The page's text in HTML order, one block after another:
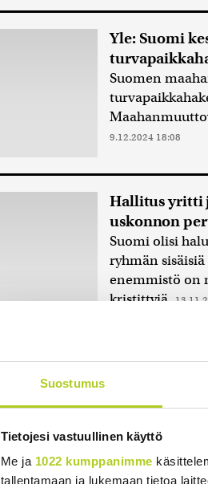
Suostumus
Tietojesi vastuullinen käyttö
Me ja 1022 kumppanimme
tallentamaan ja lukemaan tietoa
Yle: Suomi
Suomen
9.12.2024 18:08
Hallitus yritti
uskonnon
Suomi olisi
ryhmän
enemmistö on
kristittyjä.
Oikeusistuin
siirretyt
Italia ei olisi
linjasi...